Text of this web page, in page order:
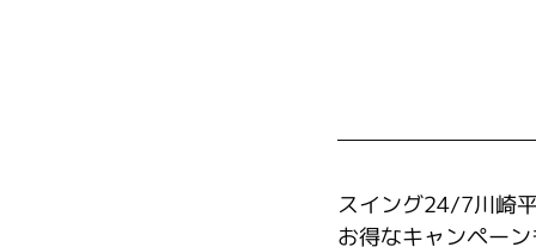
スイング24/7川崎
お得なキャンペー